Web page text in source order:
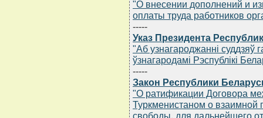
"О внесении дополнений и
оплаты труда работников
-----
Указ Президента
"Аб узнагароджаннi суддзяў
ўзнагародамi Рэспублiкi
-----
Закон Республики
"О ратификации Договора
Туркменистаном о
свободы, для дальнейшего